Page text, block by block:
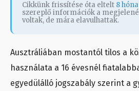
Cikkünk frissítése óta eltelt 8
szereplő információk a
voltak, de mára elavulhattak.
Ausztráliában mostantól tilos a
használata a 16 évesnél
egyedülálló jogszabály szerint a